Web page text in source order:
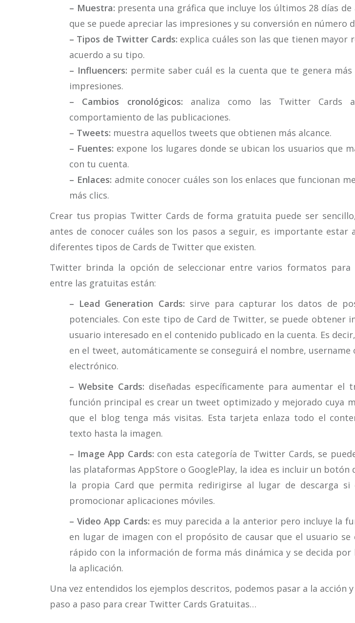
– Muestra: presenta una gráfica que incluye los últimos 28 días de
que se puede apreciar las impresiones y su conversión en número
– Tipos de Twitter Cards: explica cuáles son las que tienen mayor
acuerdo a su tipo.
– Influencers: permite saber cuál es la cuenta que te genera
impresiones.
– Cambios cronológicos: analiza como las Twitter Cards
comportamiento de las publicaciones.
– Tweets: muestra aquellos tweets que obtienen más alcance.
– Fuentes: expone los lugares donde se ubican los usuarios que
con tu cuenta.
– Enlaces: admite conocer cuáles son los enlaces que funcionan
más clics.
Crear tus propias Twitter Cards de forma gratuita puede ser
antes de conocer cuáles son los pasos a seguir, es importante estar
diferentes tipos de Cards de Twitter que existen.
Twitter brinda la opción de seleccionar entre varios formatos para
entre las gratuitas están:
– Lead Generation Cards: sirve para capturar los datos de
potenciales. Con este tipo de Card de Twitter, se puede obtener
usuario interesado en el contenido publicado en la cuenta. Es
en el tweet, automáticamente se conseguirá el nombre, username
electrónico.
– Website Cards: diseñadas específicamente para aumentar el
función principal es crear un tweet optimizado y mejorado cuya
que el blog tenga más visitas. Esta tarjeta enlaza todo el
texto hasta la imagen.
– Image App Cards: con esta categoría de Twitter Cards, se
las plataformas AppStore o GooglePlay, la idea es incluir un botón
la propia Card que permita redirigirse al lugar de descarga si
promocionar aplicaciones móviles.
– Video App Cards: es muy parecida a la anterior pero incluye la
en lugar de imagen con el propósito de causar que el usuario se
rápido con la información de forma más dinámica y se decida por
la aplicación.
Una vez entendidos los ejemplos descritos, podemos pasar a la acción
paso a paso para crear Twitter Cards Gratuitas…